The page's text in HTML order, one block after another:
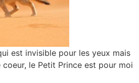
est invisible pour les yeux mais
le Petit Prince est pour moi